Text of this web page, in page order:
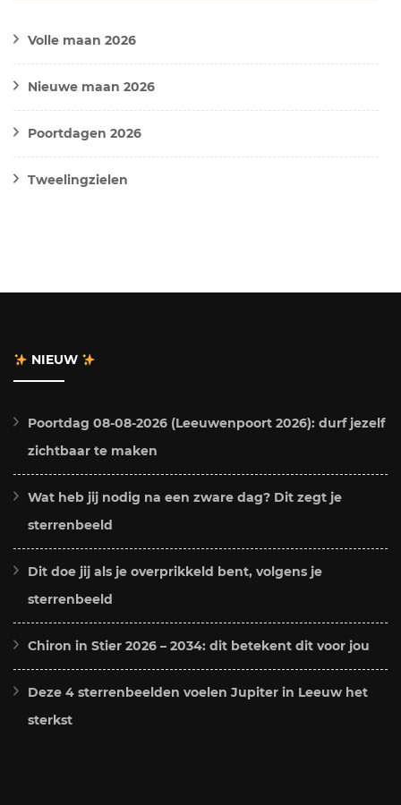
Volle maan 2026
Nieuwe maan 2026
Poortdagen 2026
Tweelingzielen
NIEUW
Poortdag 08-08-2026 (Leeuwenpoort 2026): durf jezelf
zichtbaar te maken
Wat heb jij nodig na een zware dag? Dit zegt je
sterrenbeeld
Dit doe jij als je overprikkeld bent, volgens je
sterrenbeeld
Chiron in Stier 2026 – 2034: dit betekent dit voor jou
Deze 4 sterrenbeelden voelen Jupiter in Leeuw het
sterkst